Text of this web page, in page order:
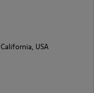
USA